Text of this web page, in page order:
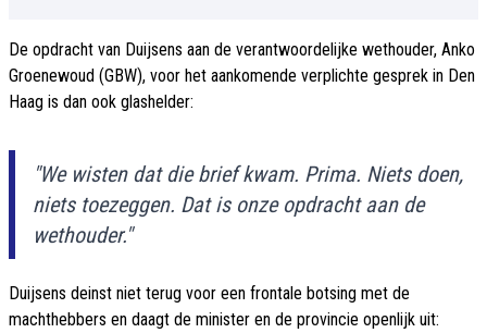
De opdracht van Duijsens aan de verantwoordelijke wethouder, Anko
Groenewoud (GBW), voor het aankomende verplichte gesprek in Den
Haag is dan ook glashelder:
"We wisten dat die brief kwam. Prima. Niets doen,
niets toezeggen. Dat is onze opdracht aan de
wethouder."
Duijsens deinst niet terug voor een frontale botsing met de
machthebbers en daagt de minister en de provincie openlijk uit: